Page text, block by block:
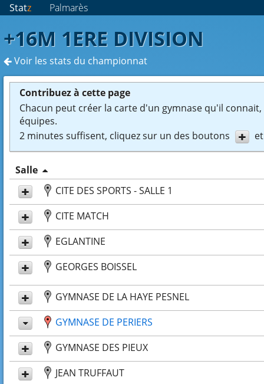
Statz Palmarès
+16M 1ERE DIVISION
Voir les stats du championnat
Contribuez à cette page
Chacun peut créer la carte d'un gymnase qu'il
équipes.
2 minutes suffisent, cliquez sur un des boutons
Salle
CITE DES SPORTS - SALLE 1
CITE MATCH
EGLANTINE
GEORGES BOISSEL
GYMNASE DE LA HAYE PESNEL
GYMNASE DE PERIERS
GYMNASE DES PIEUX
JEAN TRUFFAUT